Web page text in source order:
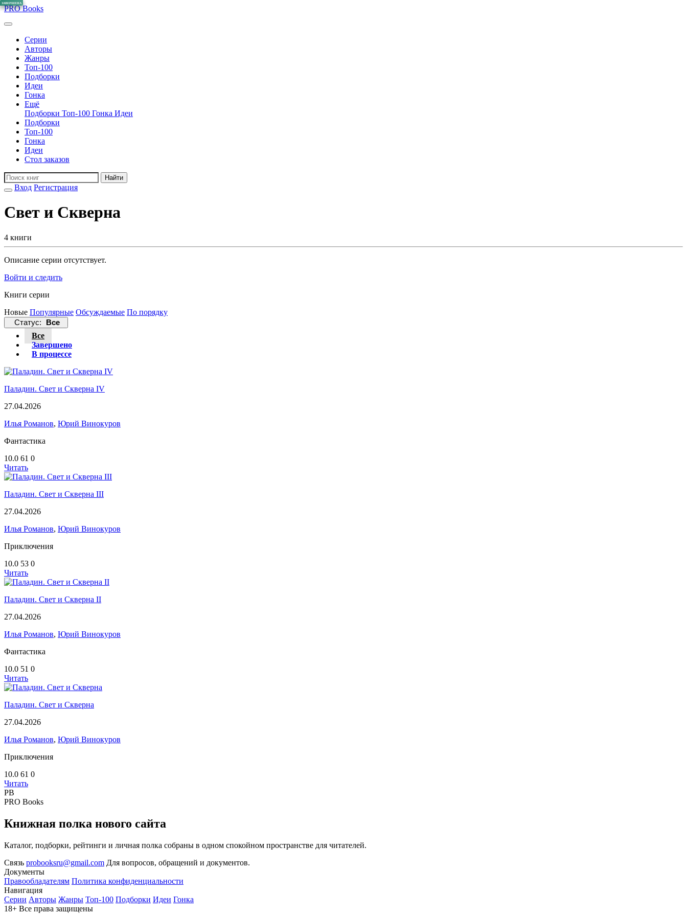
PRO Books
Серии
Авторы
Жанры
Топ-100
Подборки
Идеи
Гонка
Ещё
Подборки Топ-100 Гонка Идеи
Подборки
Топ-100
Гонка
Идеи
Стол заказов
Найти
Вход Регистрация
Свет и Скверна
4 книги
Описание серии отсутствует.
Войти и следить
Книги серии
Новые Популярные Обсуждаемые По порядку
Статус: Все
Все
Завершено
В процессе
ЗАВЕРШЕНА
Паладин. Свет и Скверна IV
27.04.2026
Илья Романов, Юрий Винокуров
Фантастика
10.0 61 0
Читать
ЗАВЕРШЕНА
Паладин. Свет и Скверна III
27.04.2026
Илья Романов, Юрий Винокуров
Приключения
10.0 53 0
Читать
ЗАВЕРШЕНА
Паладин. Свет и Скверна II
27.04.2026
Илья Романов, Юрий Винокуров
Фантастика
10.0 51 0
Читать
ЗАВЕРШЕНА
Паладин. Свет и Скверна
27.04.2026
Илья Романов, Юрий Винокуров
Приключения
10.0 61 0
Читать
PB
PRO Books
Книжная полка нового сайта
Каталог, подборки, рейтинги и личная полка собраны в одном спокойном пространстве для читателей.
Связь probooksru@gmail.com Для вопросов, обращений и документов.
Документы
Правообладателям Политика конфиденциальности
Навигация
Серии Авторы Жанры Топ-100 Подборки Идеи Гонка
18+ Все права защищены